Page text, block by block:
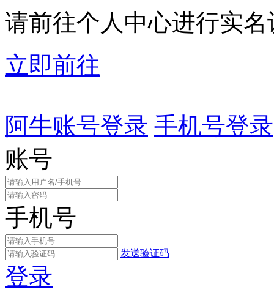
请前往个人中心进行实名
立即前往
阿牛账号登录 手机号登录
账号
手机号
发送验证码
登录